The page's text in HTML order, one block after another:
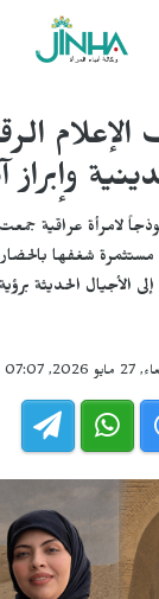
وإبراز
لامرأة عراقية جمعت
مستثمرة شغفها
إلى الأجيال الحديثة
2026, 07:07